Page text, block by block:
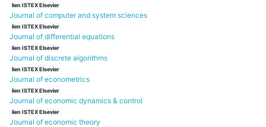
lien ISTEX Elsevier
Journal of computer and system sciences
lien ISTEX Elsevier
Journal of differential equations
lien ISTEX Elsevier
Journal of discrete algorithms
lien ISTEX Elsevier
Journal of econometrics
lien ISTEX Elsevier
Journal of economic dynamics & control
lien ISTEX Elsevier
Journal of economic theory